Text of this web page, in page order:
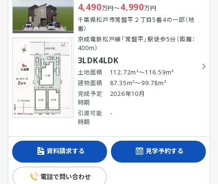
4,490万円～4,990万円
千葉県松戸市常盤平２丁目5番4の一部（地
番）
京成電鉄松戸線「常盤平」駅徒歩5分（距離：
400m）
3LDK4LDK
土地面積
112.72m²～116.59m²
建物面積
87.35m²～99.78m²
完成予定
時期
2026年10月
引渡可能
時期
-
資料請求する 見学予約する
電話で問い合わせ